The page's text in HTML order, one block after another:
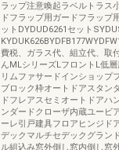
ラップ注意喚起ラベルトラス
ドフラップ用ガードフラップ
ットDYDUD6261セット
費税、ガラス代、組立代、取
んMLシリーズLフロントL低
リムファサードインショップ
ブロック枠オートドアスタン
ドフレアスセミオートドアハ
ンダードクローザ内蔵ユービ
ーレ引戸建具フロアヒンジド
デックマルチセデックグラン
ル組込み窓外倒し窓内倒し窓